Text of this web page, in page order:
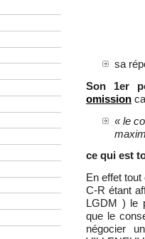
sa
Son 1er
omission
« le
ce qui est
En effet
C-R étant
LGDM ) le
que le
négocier